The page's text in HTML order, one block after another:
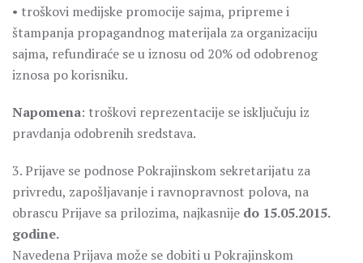
• troškovi medijske promocije sajma, pripreme i
štampanja propagandnog materijala za organizaciju
sajma, refundiraće se u iznosu od 20% od odobrenog
iznosa po korisniku.
Napomena: troškovi reprezentacije se isključuju iz
pravdanja odobrenih sredstava.
3. Prijave se podnose Pokrajinskom sekretarijatu za
privredu, zapošljavanje i ravnopravnost polova, na
obrascu Prijave sa prilozima, najkasnije do 15.05.2015.
godine.
Navedena Prijava može se dobiti u Pokrajinskom